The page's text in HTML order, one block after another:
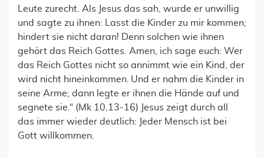
Leute zurecht. Als Jesus das sah, wurde er unwillig
und sagte zu ihnen: Lasst die Kinder zu mir kommen;
hindert sie nicht daran! Denn solchen wie ihnen
gehört das Reich Gottes. Amen, ich sage euch: Wer
das Reich Gottes nicht so annimmt wie ein Kind, der
wird nicht hineinkommen. Und er nahm die Kinder in
seine Arme; dann legte er ihnen die Hände auf und
segnete sie. “ (Mk 10,13-16)
Jesus zeigt durch all
das immer wieder deutlich: Jeder Mensch ist bei
Gott willkommen